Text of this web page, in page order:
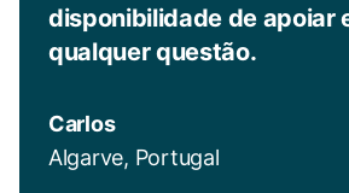
disponibilidade de apoiar
qualquer questão.
Carlos
Algarve, Portugal